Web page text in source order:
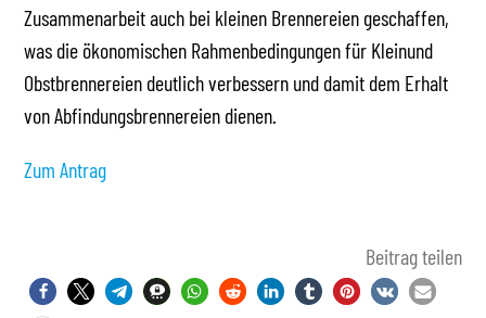
Zusammenarbeit auch bei kleinen Brennereien geschaffen,
was die ökonomischen Rahmenbedingungen für Kleinund
Obstbrennereien deutlich verbessern und damit dem Erhalt
von Abfindungsbrennereien dienen.
Zum Antrag
Beitrag teilen